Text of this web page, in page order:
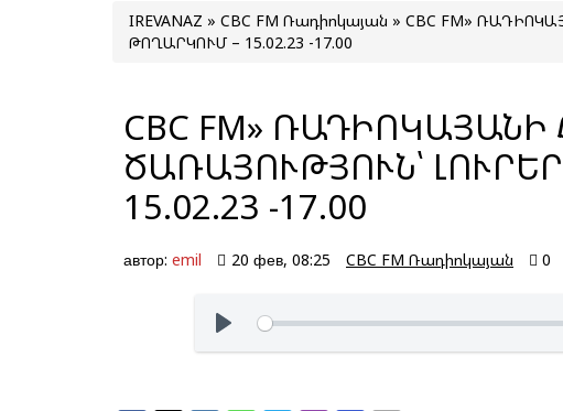
IREVANAZ » CBC FM Ռադիոկայան » CBC FM»
ԹՈՂԱՐԿՈՒՄ – 15.02.23 -17.00
CBC FM»
ԾԱՌԱՅՈՒԹՅՈՒՆ՝ ԼՈՒՐԵՐԻ ԹՈՂԱՐԿՈՒՄ –
15.02.23 -17.00
автор: emil 20 фев, 08:25 CBC FM Ռադիոկայան 0